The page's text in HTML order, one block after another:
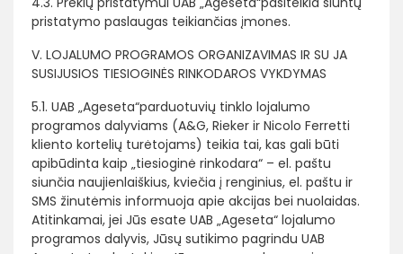
pristatymo paslaugas teikiančias įmones.
V. LOJALUMO PROGRAMOS ORGANIZAVIMAS IR SU JA
SUSIJUSIOS TIESIOGINĖS RINKODAROS VYKDYMAS
5.1. UAB „Ageseta“parduotuvių tinklo lojalumo
programos dalyviams (A&G, Rieker ir Nicolo Ferretti
kliento kortelių turėtojams) teikia tai, kas gali būti
apibūdinta kaip „tiesioginė rinkodara“ – el. paštu
siunčia naujienlaiškius, kviečia į renginius, el. paštu ir
SMS žinutėmis informuoja apie akcijas bei nuolaidas.
Atitinkamai, jei Jūs esate UAB „Ageseta“ lojalumo
programos dalyvis, Jūsų sutikimo pagrindu UAB